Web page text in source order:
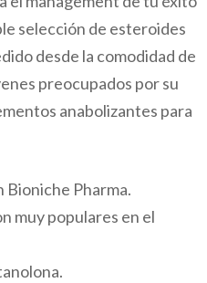
selección de esteroides
desde la comodidad de
preocupados por su
anabolizantes para
Bioniche Pharma.
muy populares en el